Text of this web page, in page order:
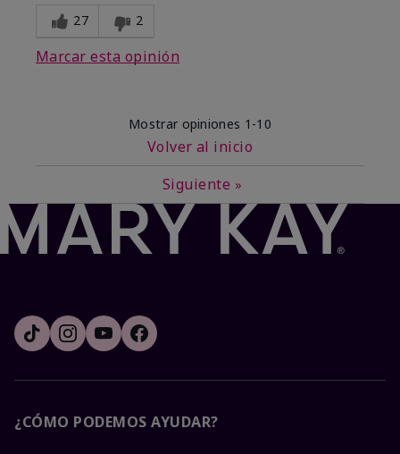
27 2
Marcar esta opinión
Mostrar opiniones 1-10
Volver al inicio
Siguiente »
¿CÓMO PODEMOS AYUDAR?